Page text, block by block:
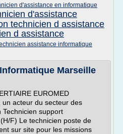
d'assistance en informatique
d'assistance
technicien d assistance
d assistance
assistance informatique
Marseille
EUROMED
acteur du secteur des
support
F) Le technicien poste de
sur site pour les missions